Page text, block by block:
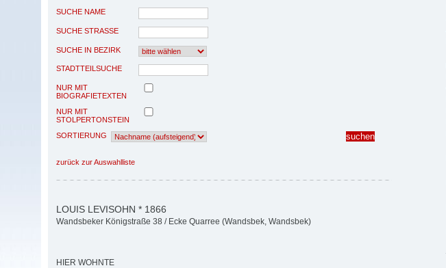
SUCHE NAME
SUCHE STRASSE
SUCHE IN BEZIRK
STADTTEILSUCHE
NUR MIT
BIOGRAFIETEXTEN
NUR MIT
STOLPERTONSTEIN
SORTIERUNG
zurück zur Auswahlliste
LOUIS LEVISOHN * 1866
Wandsbeker Königstraße 38 / Ecke Quarree (Wandsbek, Wandsbek)
HIER WOHNTE